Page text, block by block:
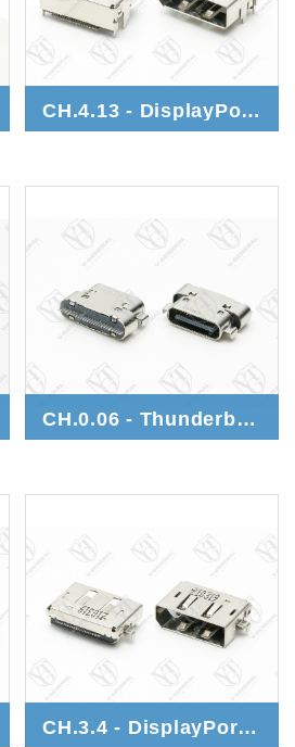
CH.4.13 - DisplayPort 2.0
CH.0.06 - Thunderbolt™ 4
CH.3.4 - DisplayPort 1.4a